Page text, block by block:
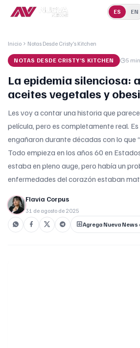
ES EN
Inicio Notas Desde Cristy’s Kitchen
NOTAS DESDE CRISTY’S KITCHEN 5 min
La epidemia silenciosa:
aceites vegetales y
Les voy a contar una historia que
película, pero es completamente real.
engañaron durante décadas con lo que
Todo empieza en los años 60 en
estaba en pleno auge, pero había un
enfermedades del corazón estaban
Flavia Corpus
31 de agosto de 2025
Agrega Nueva News